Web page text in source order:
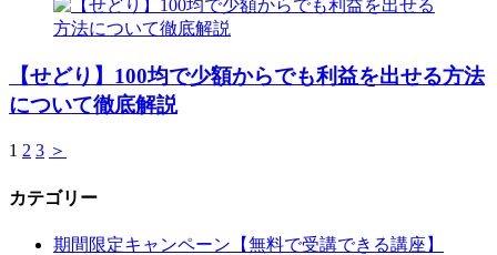
【せどり】100均で少額からでも利益を出せる方法
について徹底解説
1 2 3 ＞
カテゴリー
期間限定キャンペーン【無料で受講できる講座】